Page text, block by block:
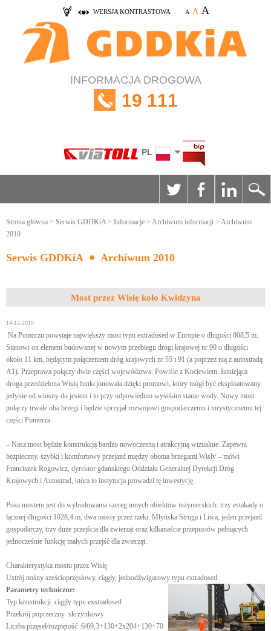
WERSJA KONTRASTOWA A A A
INFORMACJA DROGOWA
19 111
PL
Strona główna > Serwis GDDKiA> Informacje > Archiwum informacji > Archiwum
2010
Serwis GDDKiA Archiwum 2010
Most przez Wisłę koło Kwidzyna
14-12-2010
Na Pomorzu powstaje największy most typu extradosed w Europie o długości 808,5 m.
Stanowi on element budowanej w nowym przebiegu drogi krajowej nr 90 o długości
około 11 km, będącym połączeniem dróg krajowych nr 55 i 91 (a poprzez nią z autostradą
A1). Przeprawa połączy dwie części województwa: Powiśle z Kociewiem. Istniejąca
droga przedzielona Wisłą funkcjonowała dzięki promowi, który mógł być eksploatowany
jedynie od wiosny do jesieni i to przy odpowiednio wysokim stanie wody. Nowy most
połączy trwale oba brzegi i będzie sprzyjał rozwojowi gospodarczemu i turystycznemu tej
części Pomorza.
– Nasz most będzie konstrukcją bardzo nowoczesną i atrakcyjną wizualnie. Zapewni
bezpieczny, szybki i komfortowy przejazd między oboma brzegami Wisły – mówi
Franciszek Rogowicz, dyrektor gdańskiego Oddziału Generalnej Dyrekcji Dróg
Krajowych i Autostrad, która to instytucja prowadzi tę inwestycję.
Poza mostem jest do wybudowania szereg innych obiektów inżynierskich: trzy estakady o
łącznej długości 1028,4 m, dwa mosty przez rzeki: Młyńska Struga i Liwa, jeden przejazd
gospodarczy, trzy duże przejścia dla zwierząt oraz kilkanaście przepustów pełniących
jednocześnie funkcję małych przejść dla zwierząt.
Charakterystyka mostu przez Wisłę
Ustrój nośny sześcioprzęsłowy, ciągły, jednodźwigarowy typu extradosed.
Parametry techniczne:
Typ konstrukcji ciągły typu exstradosed
Przekrój poprzeczny skrzynkowy
Liczba przęseł/rozpiętość 6/69,3+130+2x204+130+70